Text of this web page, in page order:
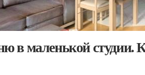
в маленькой студии.